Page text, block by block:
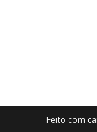
Feito com